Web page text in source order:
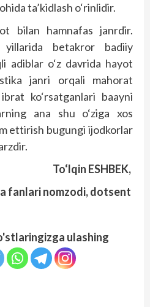
ta’kidlash o‘rinlidir.
bilan hamnafas janrdir.
yillarida betakror badiiy
adiblar o‘z davrida hayot
janri orqali mahorat
ko‘rsatganlari baayni
ana shu o‘ziga xos
ettirish bugungi ijodkorlar
To‘lqin ESHBEK,
fanlari nomzodi, dotsent
ulashing